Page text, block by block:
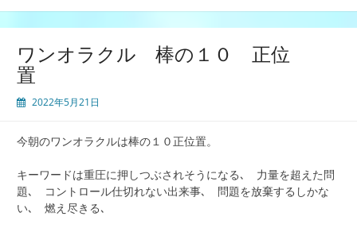
ワンオラクル 棒の１０ 正位
置
2022年5月21日
今朝のワンオラクルは棒の１０正位置。
キーワードは重圧に押しつぶされそうになる､ 力量を超えた問
題､ コントロール仕切れない出来事､ 問題を放棄するしかな
い､ 燃え尽きる､